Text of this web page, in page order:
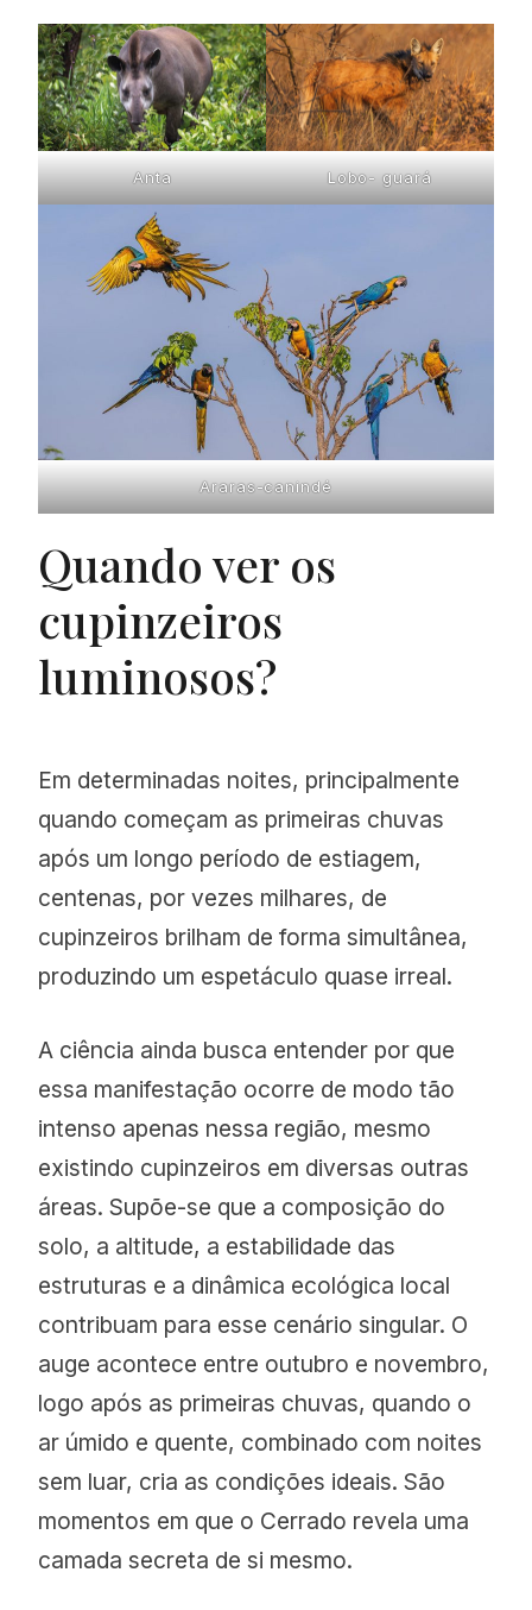
Anta Lobo- guará
Araras-canindé
Quando ver os
cupinzeiros
luminosos?
Em determinadas noites, principalmente
quando começam as primeiras chuvas
após um longo período de estiagem,
centenas, por vezes milhares, de
cupinzeiros brilham de forma simultânea,
produzindo um espetáculo quase irreal.
A ciência ainda busca entender por que
essa manifestação ocorre de modo tão
intenso apenas nessa região, mesmo
existindo cupinzeiros em diversas outras
áreas. Supõe-se que a composição do
solo, a altitude, a estabilidade das
estruturas e a dinâmica ecológica local
contribuam para esse cenário singular. O
auge acontece entre outubro e novembro,
logo após as primeiras chuvas, quando o
ar úmido e quente, combinado com noites
sem luar, cria as condições ideais. São
momentos em que o Cerrado revela uma
camada secreta de si mesmo.